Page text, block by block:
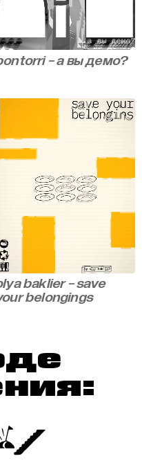
- а вы демо?
baklier - save
belongings